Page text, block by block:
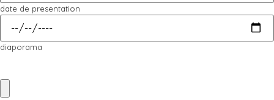
date de presentation
diaporama